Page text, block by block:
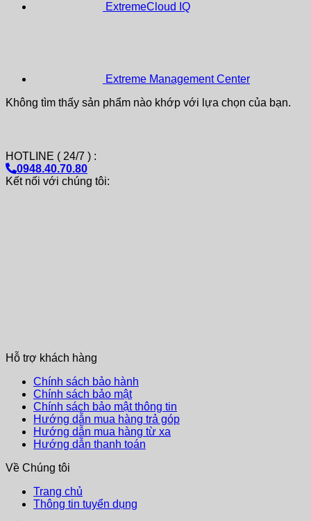
ExtremeCloud IQ
Extreme Management Center
Không tìm thấy sản phẩm nào khớp với lựa chọn của bạn.
HOTLINE ( 24/7 ) :
0948.40.70.80
Kết nối với chúng tôi:
Hỗ trợ khách hàng
Chính sách bảo hành
Chính sách bảo mật
Chính sách bảo mật thông tin
Hướng dẫn mua hàng trả góp
Hướng dẫn mua hàng từ xa
Hướng dẫn thanh toán
Về Chúng tôi
Trang chủ
Thông tin tuyển dụng